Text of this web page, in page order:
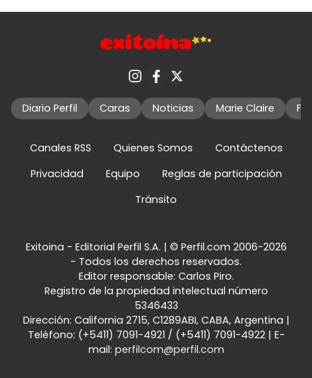
Diario Perfil Caras Noticias Marie Claire
Canales RSS Quienes Somos
Contáctenos
Privacidad
Equipo
Reglas de participación
Tránsito
Exitoina - Editorial Perfil S.A. | © Perfil.com 2006-2026
- Todos los derechos reservados.
Editor responsable: Carlos Piro.
Registro de la propiedad intelectual número
5346433
Dirección: California 2715, C1289ABI, CABA, Argentina |
Teléfono: (+5411) 7091-4921 / (+5411) 7091-4922| E-
mail: perfilcom@perfil.com